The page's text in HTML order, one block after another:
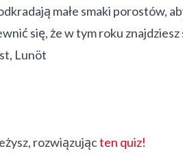
małe smaki porostów,
się, że w tym roku
Lunöt
rozwiązującten quiz!